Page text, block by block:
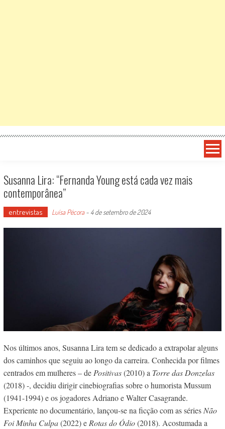
Susanna Lira: “Fernanda Young está cada vez mais
contemporânea”
entrevistas Luísa Pécora- 4 de setembro de 2024
Nos últimos anos, Susanna Lira tem se dedicado a extrapolar alguns
dos caminhos que seguiu ao longo da carreira. Conhecida por filmes
centrados em mulheres – de Positivas(2010) a Torre das Donzelas
(2018) -, decidiu dirigir cinebiografias sobre o humorista Mussum
(1941-1994) e os jogadores Adriano e Walter Casagrande.
Experiente no documentário, lançou-se na ficção com as séries Não
Foi Minha Culpa(2022) e Rotas do Ódio(2018). Acostumada a